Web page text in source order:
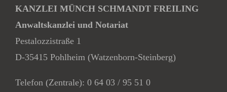
KANZLEI MÜNCH SCHMANDT FREILING
Anwaltskanzlei und Notariat
Pestalozzistraße 1
D-35415 Pohlheim (Watzenborn-Steinberg)
Telefon (Zentrale): 0 64 03 / 95 51 0